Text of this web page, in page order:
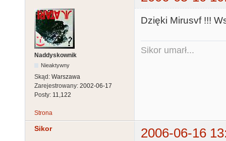
Naddyskownik
Nieaktywny
Skąd: Warszawa
Zarejestrowany: 2002-06-17
Posty: 11,122
Dzięki Mirusvf !!!
Sikor umarł...
Strona
Sikor 2006-06-16